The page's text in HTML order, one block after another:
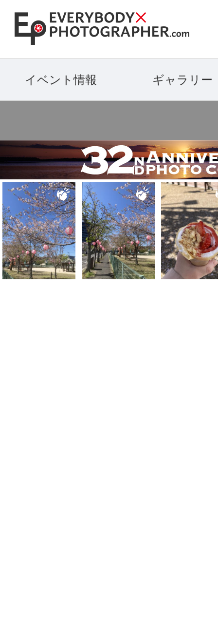
イベント情報 ギャラリー